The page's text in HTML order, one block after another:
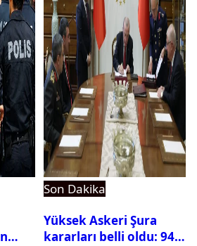
Son Dakika
Yüksek Askeri Şura
kararları belli oldu: 94